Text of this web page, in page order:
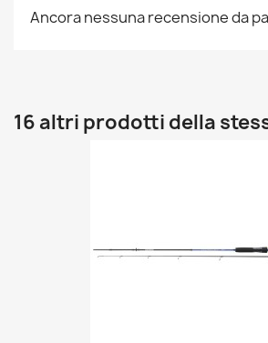
Ancora nessuna recensione da
16 altri prodotti della